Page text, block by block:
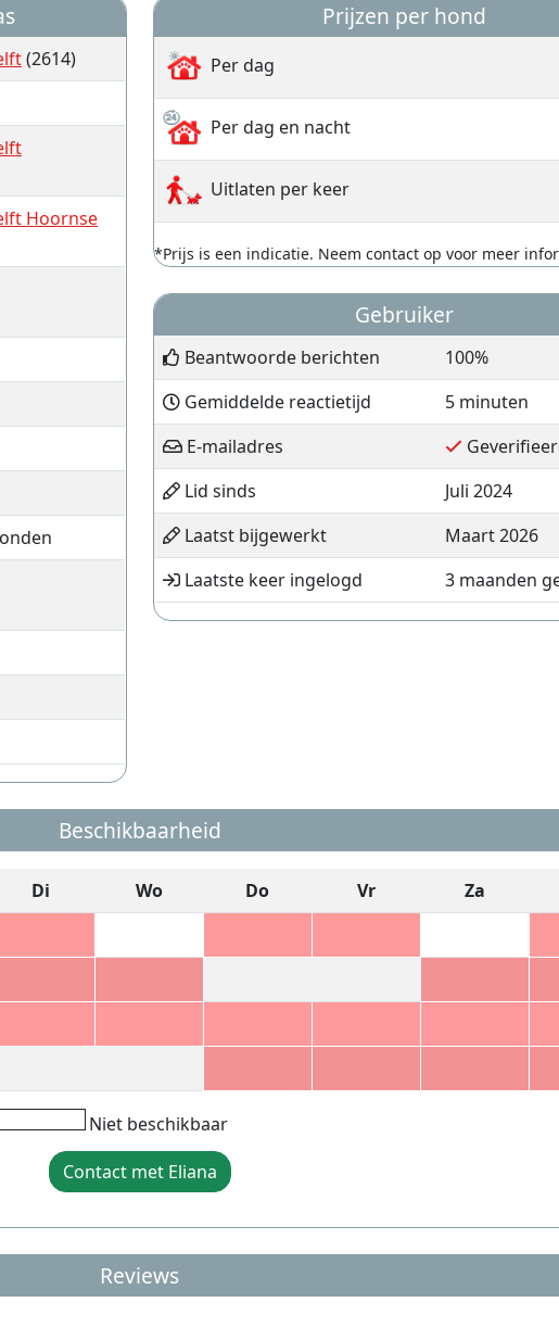
(2614)
Hoornse
Prijzen per hond
Per dag
Per dag en nacht
Uitlaten per keer
*Prijs is een indicatie. Neem contact op voor meer
Gebruiker
Beantwoorde berichten
100%
Gemiddelde reactietijd
5 minuten
E-mailadres
Lid sinds
Juli 2024
Laatst bijgewerkt
Maart 2026
Laatste keer ingelogd
3 maanden
Beschikbaarheid
Di Wo Do Vr
Za
Niet beschikbaar
Contact met Eliana
Reviews